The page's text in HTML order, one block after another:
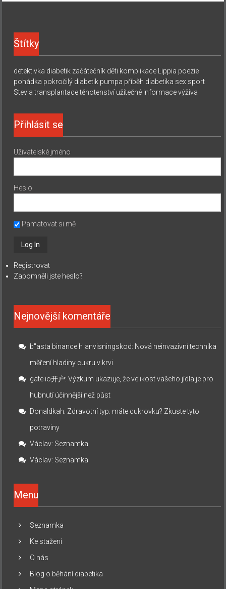
Štítky
detektivka diabetik začátečník děti komplikace Lippia poezie
pohádka pokročilý diabetik pumpa příběh diabetika sex sport
Stevia transplantace těhotenství užitečné informace výživa
Přihlásit se
Uživatelské jméno
Heslo
Pamatovat si mě
Registrovat
Zapomněli jste heslo?
Nejnovější komentáře
b"asta binance h"anvisningskod: Nová neinvazivní technika
měření hladiny cukru v krvi
gate io开户:Výzkum ukazuje, že velikost vašeho jídla je pro
hubnutí účinnější než půst
Donaldkah: Zdravotní typ: máte cukrovku? Zkuste tyto
potraviny
Václav: Seznamka
Václav: Seznamka
Menu
Seznamka
Ke stažení
O nás
Blog o běhání diabetika